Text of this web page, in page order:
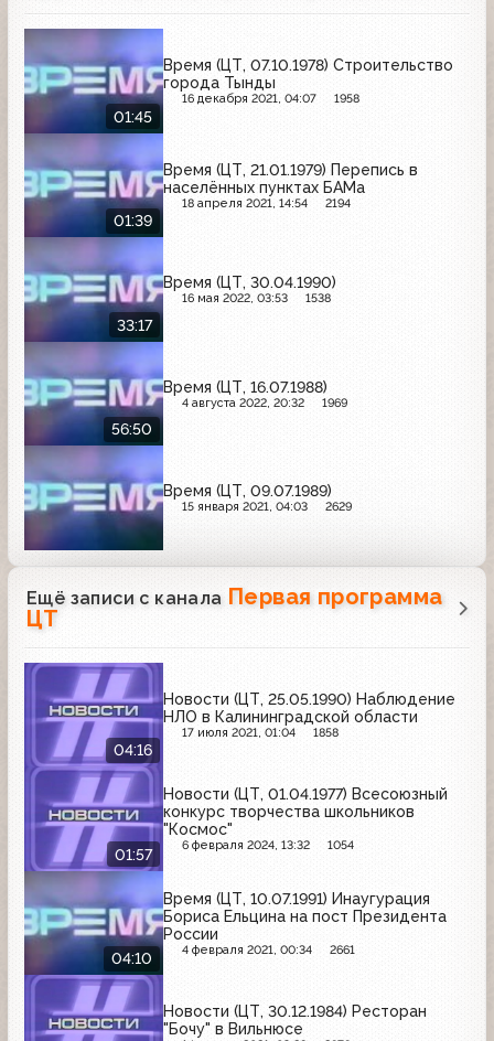
01:45
Время (ЦТ, 07.10.1978) Строительство
города Тынды
16 декабря 2021, 04:07 1958
01:39
Время (ЦТ, 21.01.1979) Перепись в
населённых пунктах БАМа
18 апреля 2021, 14:54 2194
33:17
Время (ЦТ, 30.04.1990)
16 мая 2022, 03:53 1538
56:50
Время (ЦТ, 16.07.1988)
4 августа 2022, 20:32 1969
Время (ЦТ, 09.07.1989)
15 января 2021, 04:03 2629
Ещё записи с канала Первая программа
ЦТ
04:16
Новости (ЦТ, 25.05.1990) Наблюдение
НЛО в Калининградской области
17 июля 2021, 01:04 1858
01:57
Новости (ЦТ, 01.04.1977) Всесоюзный
конкурс творчества школьников
"Космос"
6 февраля 2024, 13:32 1054
04:10
Время (ЦТ, 10.07.1991) Инаугурация
Бориса Ельцина на пост Президента
России
4 февраля 2021, 00:34 2661
Новости (ЦТ, 30.12.1984) Ресторан
"Бочу" в Вильнюсе